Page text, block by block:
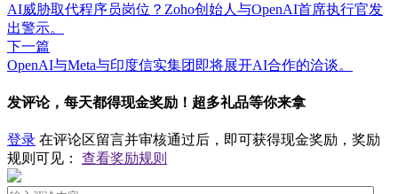
AI威胁取代程序员岗位？Zoho创始人与OpenAI首席执行官发
出警示。
下一篇
OpenAI与Meta与印度信实集团即将展开AI合作的洽谈。
发评论，每天都得现金奖励！超多礼品等你来拿
登录 在评论区留言并审核通过后，即可获得现金奖励，奖励
规则可见： 查看奖励规则